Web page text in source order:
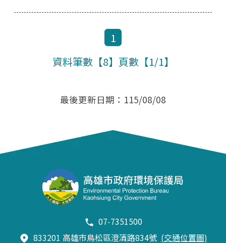
1
資料筆數【8】頁數【1/1】
最後更新日期：115/08/08
07-7351500
833201 高雄市鳥松區澄清路834號 (交通位置圖)